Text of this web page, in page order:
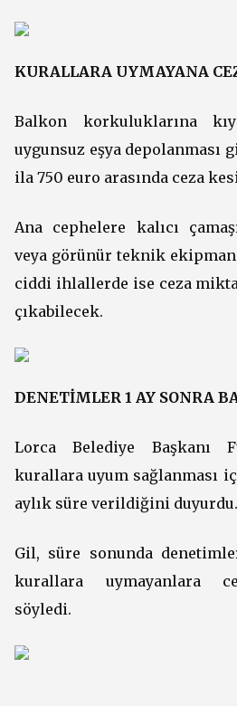
KURALLARA UYMAYANA
Balkon korkuluklarına
uygunsuz eşya depolanması
ila 750 euro arasında ceza
Ana cephelere kalıcı
veya görünür teknik
ciddi ihlallerde ise ceza
çıkabilecek.
DENETİMLER 1 AY SONRA
Lorca Belediye Başkanı
kurallara uyum sağlanması
aylık süre verildiğini duyurdu.
Gil, süre sonunda
kurallara uymayanlara
söyledi.